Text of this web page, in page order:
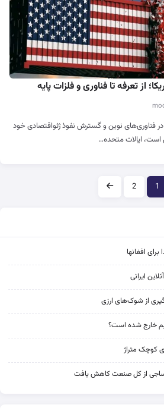
از تعرفه تا فناوری و فلزات پایه
فناوری‌های نوین و گسترش نفوذ ژئو‌اقتصادی خود
است، ایالات متحده…
1
2
افغانها
ایرانی
از شوک‌های ارزی
کوچک متراژ
از کل صنعت کاهش یافت